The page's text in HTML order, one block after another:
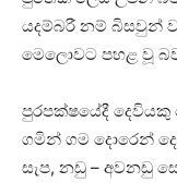
යදම්බරී නම් බිසවුන්
මෙලොවට පහළ වූ
පුරපක්‌ෂයේදී
ගමින් ගම දොරෙන්
සැප, නඩු – අවනඩු